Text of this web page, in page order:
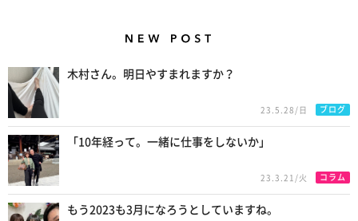
木村さん。明日やすまれますか？
23.5.28/日 ブログ
「10年経って。一緒に仕事をしないか」
23.3.21/火 コラム
もう2023も3月になろうとしていますね。